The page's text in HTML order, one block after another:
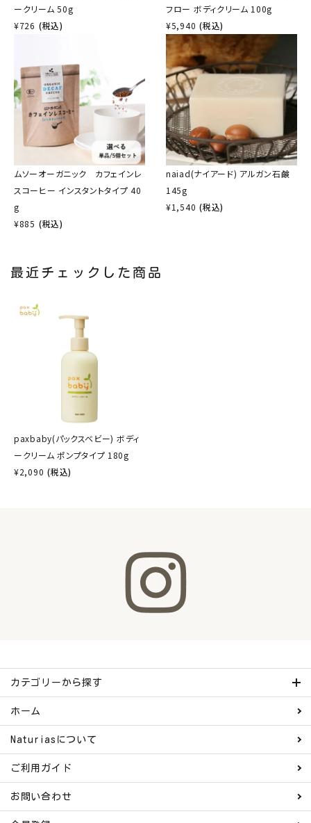
ークリーム 50g
¥726 (税込)
フロー ボディクリーム 100g
¥5,940 (税込)
ムソーオーガニック カフェインレ
スコーヒー インスタントタイプ 40
g
¥885 (税込)
naiad(ナイアード) アルガン石鹸
145g
¥1,540 (税込)
最近チェックした商品
paxbaby(パックスベビー) ボディ
ークリーム ポンプタイプ 180g
¥2,090 (税込)
カテゴリーから探す
ホーム
Naturiasについて
ご利用ガイド
お問い合わせ